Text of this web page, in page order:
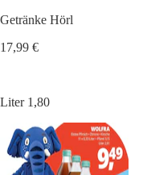
Getränke Hörl
17,99 €
Liter 1,80